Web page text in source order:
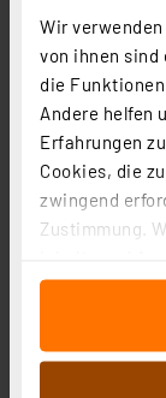
Wir
von ihnen sind
die
Andere helfen
Erfahrungen
Cookies, die
zwingend
Zustimmung.
für soziale
auf unsere
wir
an unsere
Homematic IP